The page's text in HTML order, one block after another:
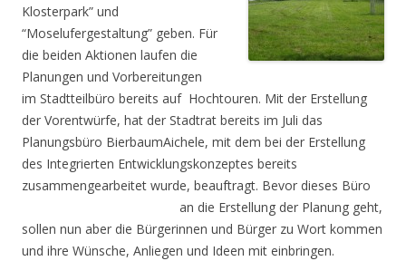
Klosterpark” und
“Moselufergestaltung” geben. Für
die beiden Aktionen laufen die
Planungen und Vorbereitungen
im Stadtteilbüro bereits auf Hochtouren. Mit der Erstellung
der Vorentwürfe, hat der Stadtrat bereits im Juli das
Planungsbüro BierbaumAichele, mit dem bei der Erstellung
des Integrierten Entwicklungskonzeptes bereits
zusammengearbeitet wurde, beauftragt. Bevor dieses Büro
an die Erstellung der Planung geht,
sollen nun aber die Bürgerinnen und Bürger zu Wort kommen
und ihre Wünsche, Anliegen und Ideen mit einbringen.